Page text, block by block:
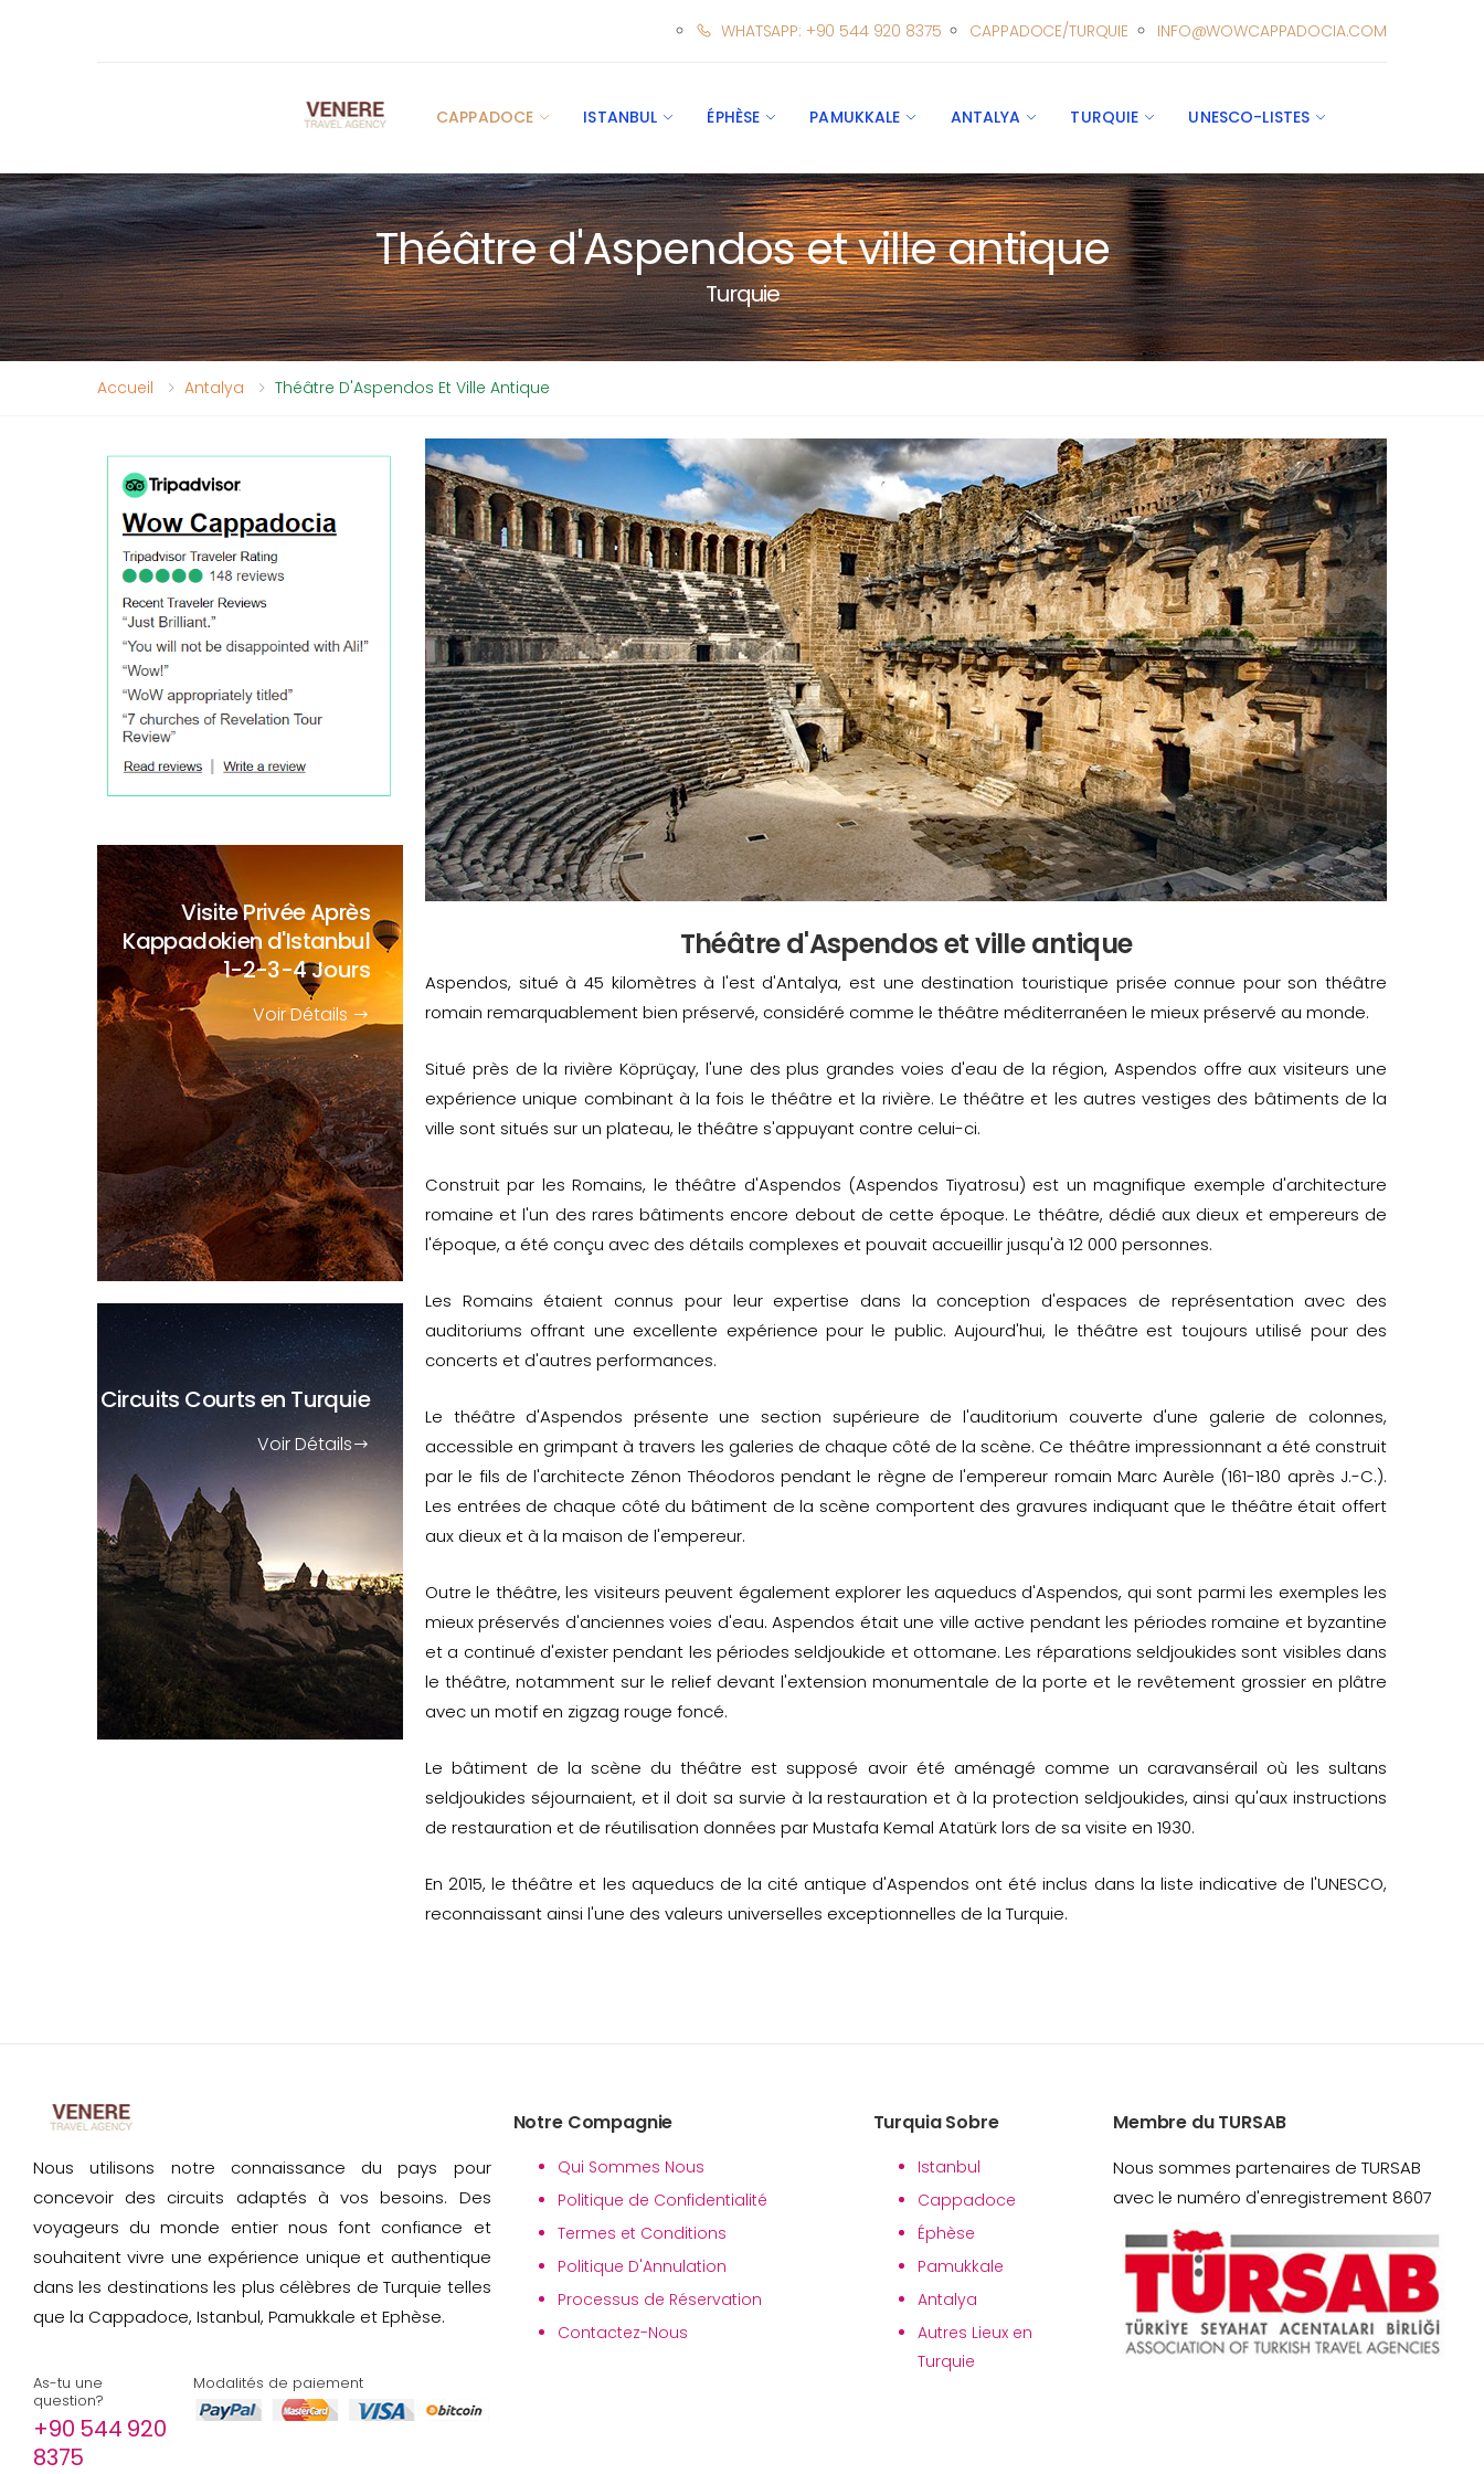
WHATSAPP: +90 544 920 8375 CAPPADOCE/TURQUIE INFO@WOWCAPPADOCIA.COM
CAPPADOCE ISTANBUL ÉPHÈSE PAMUKKALE ANTALYA TURQUIE UNESCO-LISTES
Théâtre d'Aspendos et ville antique
Turquie
Accueil Antalya Théâtre D'Aspendos Et Ville Antique
Théâtre d'Aspendos et ville antique
Aspendos, situé à 45 kilomètres à l'est d'Antalya, est une destination touristique prisée connue pour son théâtre
romain remarquablement bien préservé, considéré comme le théâtre méditerranéen le mieux préservé au monde.
Situé près de la rivière Köprüçay, l'une des plus grandes voies d'eau de la région, Aspendos offre aux visiteurs une
expérience unique combinant à la fois le théâtre et la rivière. Le théâtre et les autres vestiges des bâtiments de la
ville sont situés sur un plateau, le théâtre s'appuyant contre celui-ci.
Construit par les Romains, le théâtre d'Aspendos (Aspendos Tiyatrosu) est un magnifique exemple d'architecture
romaine et l'un des rares bâtiments encore debout de cette époque. Le théâtre, dédié aux dieux et empereurs de
l'époque, a été conçu avec des détails complexes et pouvait accueillir jusqu'à 12 000 personnes.
Les Romains étaient connus pour leur expertise dans la conception d'espaces de représentation avec des
auditoriums offrant une excellente expérience pour le public. Aujourd'hui, le théâtre est toujours utilisé pour des
concerts et d'autres performances.
Le théâtre d'Aspendos présente une section supérieure de l'auditorium couverte d'une galerie de colonnes,
accessible en grimpant à travers les galeries de chaque côté de la scène. Ce théâtre impressionnant a été construit
par le fils de l'architecte Zénon Théodoros pendant le règne de l'empereur romain Marc Aurèle (161-180 après J.-C.).
Les entrées de chaque côté du bâtiment de la scène comportent des gravures indiquant que le théâtre était offert
aux dieux et à la maison de l'empereur.
Outre le théâtre, les visiteurs peuvent également explorer les aqueducs d'Aspendos, qui sont parmi les exemples les
mieux préservés d'anciennes voies d'eau. Aspendos était une ville active pendant les périodes romaine et byzantine
et a continué d'exister pendant les périodes seldjoukide et ottomane. Les réparations seldjoukides sont visibles dans
le théâtre, notamment sur le relief devant l'extension monumentale de la porte et le revêtement grossier en plâtre
avec un motif en zigzag rouge foncé.
Le bâtiment de la scène du théâtre est supposé avoir été aménagé comme un caravansérail où les sultans
seldjoukides séjournaient, et il doit sa survie à la restauration et à la protection seldjoukides, ainsi qu'aux instructions
de restauration et de réutilisation données par Mustafa Kemal Atatürk lors de sa visite en 1930.
En 2015, le théâtre et les aqueducs de la cité antique d'Aspendos ont été inclus dans la liste indicative de l'UNESCO,
reconnaissant ainsi l'une des valeurs universelles exceptionnelles de la Turquie.
Visite Privée Après
Kappadokien d'Istanbul
1-2-3-4 Jours
Voir Détails
Circuits Courtsen Turquie
Voir Détails
Nous utilisons notre connaissance du pays pour
concevoir des circuits adaptés à vos besoins. Des
voyageurs du monde entier nous font confiance et
souhaitent vivre une expérience unique et authentique
dans les destinations les plus célèbres de Turquie telles
que la Cappadoce, Istanbul, Pamukkale et Ephèse.
As-tu une
question?
+90 544 920
8375
Modalités de paiement
Notre Compagnie
Qui Sommes Nous
Politique de Confidentialité
Termes et Conditions
Politique D'Annulation
Processus de Réservation
Contactez-Nous
Turquia Sobre
Istanbul
Cappadoce
Éphèse
Pamukkale
Antalya
Autres Lieux en
Turquie
Membre du TURSAB
Nous sommes partenaires de TURSAB
avec le numéro d'enregistrement 8607